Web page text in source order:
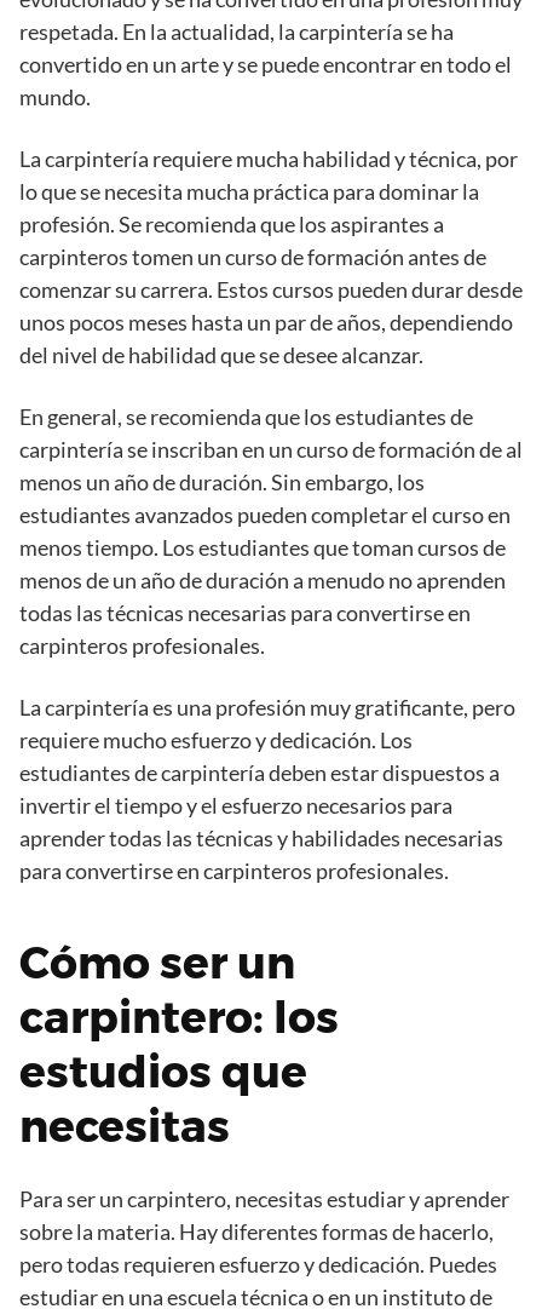
respetada. En la actualidad, la carpintería se ha
convertido en un arte y se puede encontrar en todo el
mundo.
La carpintería requiere mucha habilidad y técnica, por
lo que se necesita mucha práctica para dominar la
profesión. Se recomienda que los aspirantes a
carpinteros tomen un curso de formación antes de
comenzar su carrera. Estos cursos pueden durar desde
unos pocos meses hasta un par de años, dependiendo
del nivel de habilidad que se desee alcanzar.
En general, se recomienda que los estudiantes de
carpintería se inscriban en un curso de formación de al
menos un año de duración. Sin embargo, los
estudiantes avanzados pueden completar el curso en
menos tiempo. Los estudiantes que toman cursos de
menos de un año de duración a menudo no aprenden
todas las técnicas necesarias para convertirse en
carpinteros profesionales.
La carpintería es una profesión muy gratificante, pero
requiere mucho esfuerzo y dedicación. Los
estudiantes de carpintería deben estar dispuestos a
invertir el tiempo y el esfuerzo necesarios para
aprender todas las técnicas y habilidades necesarias
para convertirse en carpinteros profesionales.
Cómo ser un
carpintero: los
estudios que
necesitas
Para ser un carpintero, necesitas estudiar y aprender
sobre la materia. Hay diferentes formas de hacerlo,
pero todas requieren esfuerzo y dedicación. Puedes
estudiar en una escuela técnica o en un instituto de